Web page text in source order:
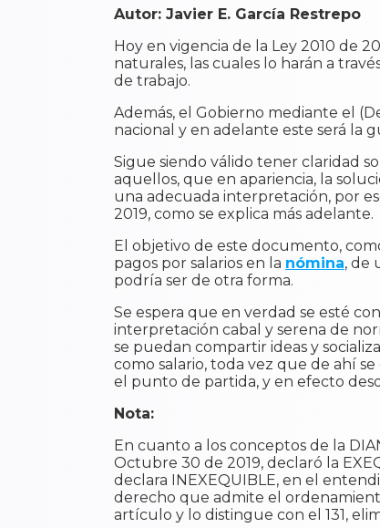
Autor: Javier E. García Restrepo
Hoy en vigencia de la Ley 2010 de
naturales, las cuales lo harán a
de trabajo.
Además, el Gobierno mediante el
nacional y en adelante este será la
Sigue siendo válido tener claridad
aquellos, que en apariencia, la
una adecuada interpretación, por
2019, como se explica más adelante.
El objetivo de este documento,
pagos por salarios en la nómina, de
podría ser de otra forma.
Se espera que en verdad se esté
interpretación cabal y serena de
se puedan compartir ideas y
como salario, toda vez que de ahí
el punto de partida, y en efecto
Nota:
En cuanto a los conceptos de la
Octubre 30 de 2019, declaró la
declara INEXEQUIBLE, en el
derecho que admite el
artículo y lo distingue con el 131,